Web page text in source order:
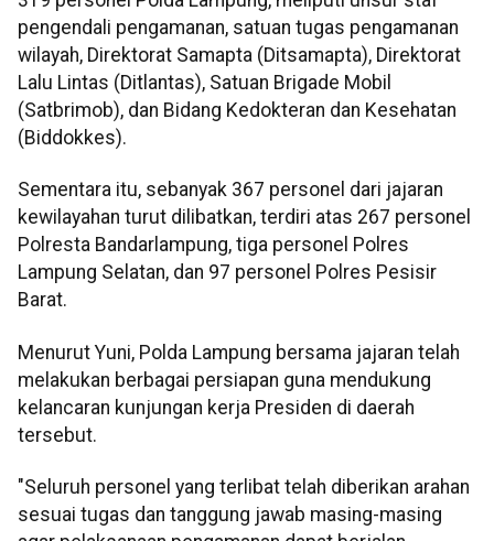
pengendali pengamanan, satuan tugas pengamanan
wilayah, Direktorat Samapta (Ditsamapta), Direktorat
Lalu Lintas (Ditlantas), Satuan Brigade Mobil
(Satbrimob), dan Bidang Kedokteran dan Kesehatan
(Biddokkes).
Sementara itu, sebanyak 367 personel dari jajaran
kewilayahan turut dilibatkan, terdiri atas 267 personel
Polresta Bandarlampung, tiga personel Polres
Lampung Selatan, dan 97 personel Polres Pesisir
Barat.
Menurut Yuni, Polda Lampung bersama jajaran telah
melakukan berbagai persiapan guna mendukung
kelancaran kunjungan kerja Presiden di daerah
tersebut.
"Seluruh personel yang terlibat telah diberikan arahan
sesuai tugas dan tanggung jawab masing-masing